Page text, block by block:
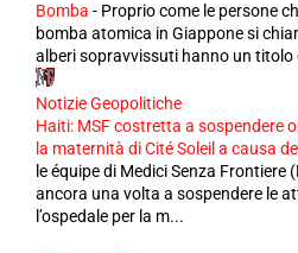
Bomba - Proprio come le persone
bomba atomica in Giappone si
alberi sopravvissuti hanno un titolo
Notizie Geopolitiche
Haiti: MSF costretta a sospendere
la maternità di Cité Soleil a causa
le équipe di Medici Senza
ancora una volta a sospendere le
l’ospedale per la m...